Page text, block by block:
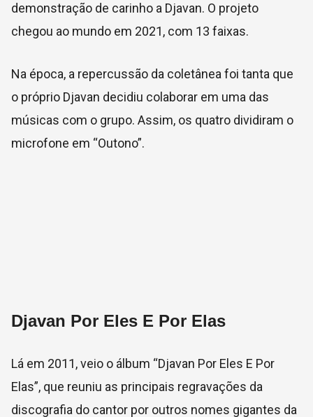
demonstração de carinho a Djavan. O projeto
chegou ao mundo em 2021, com 13 faixas.
Na época, a repercussão da coletânea foi tanta que
o próprio Djavan decidiu colaborar em uma das
músicas com o grupo. Assim, os quatro dividiram o
microfone em “Outono”.
Djavan Por Eles E Por Elas
Lá em 2011, veio o álbum “Djavan Por Eles E Por
Elas”, que reuniu as principais regravações da
discografia do cantor por outros nomes gigantes da